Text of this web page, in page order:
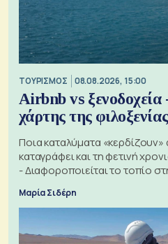
ΤΟΥΡΙΣΜΟΣ 08.08.2026, 15:00
Airbnb vs
χάρτης της
Ποια καταλύματα
καταγράφει και τη φετινή
- Διαφοροποιείται το τοπίο
Μαρία Σιδέρη